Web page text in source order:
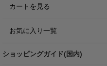
カートを見る
お気に入り一覧
ショッピングガイド(国内)